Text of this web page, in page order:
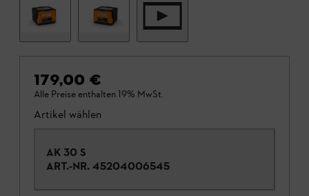
179,00 €
Alle Preise enthalten 19% MwSt.
Artikel wählen
AK 30 S
ART.-NR. 45204006545